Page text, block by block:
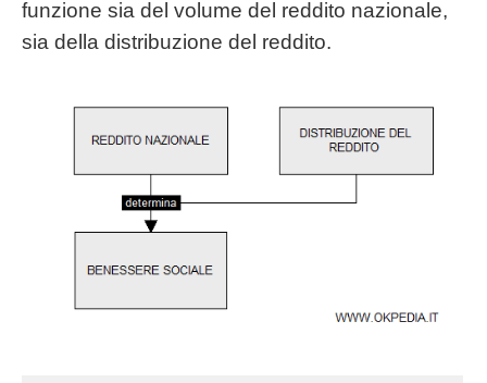
funzione sia del volume del reddito nazionale,
sia della distribuzione del reddito.